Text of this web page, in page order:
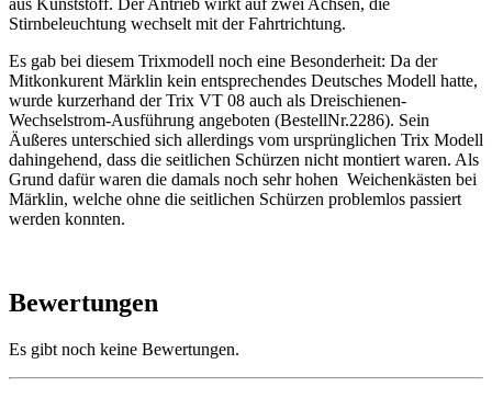
aus Kunststoff. Der Antrieb wirkt auf zwei Achsen, die
Stirnbeleuchtung wechselt mit der Fahrtrichtung.
Es gab bei diesem Trixmodell noch eine Besonderheit: Da der
Mitkonkurent Märklin kein entsprechendes Deutsches Modell hatte,
wurde kurzerhand der Trix VT 08 auch als Dreischienen-
Wechselstrom-Ausführung angeboten (BestellNr.2286). Sein
Äußeres unterschied sich allerdings vom ursprünglichen Trix Modell
dahingehend, dass die seitlichen Schürzen nicht montiert waren. Als
Grund dafür waren die damals noch sehr hohen Weichenkästen bei
Märklin, welche ohne die seitlichen Schürzen problemlos passiert
werden konnten.
Bewertungen
Es gibt noch keine Bewertungen.